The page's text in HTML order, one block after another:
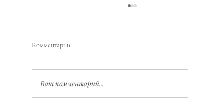
Комментарии
Ваш комментарий...